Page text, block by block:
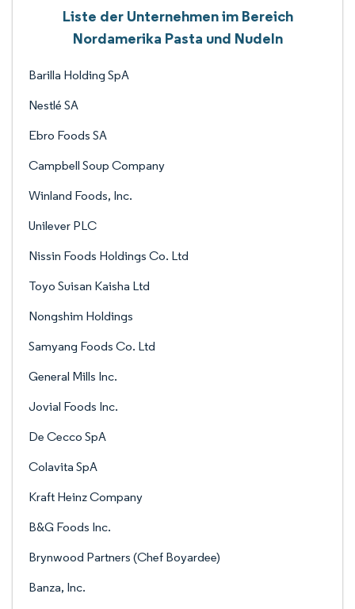
Liste der Unternehmen im Bereich
Nordamerika Pasta und Nudeln
Barilla Holding SpA
Nestlé SA
Ebro Foods SA
Campbell Soup Company
Winland Foods, Inc.
Unilever PLC
Nissin Foods Holdings Co. Ltd
Toyo Suisan Kaisha Ltd
Nongshim Holdings
Samyang Foods Co. Ltd
General Mills Inc.
Jovial Foods Inc.
De Cecco SpA
Colavita SpA
Kraft Heinz Company
B&G Foods Inc.
Brynwood Partners (Chef Boyardee)
Banza, Inc.